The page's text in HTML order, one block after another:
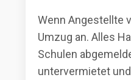
Wenn Angestellte
Umzug an. Alles
Schulen
untervermietet